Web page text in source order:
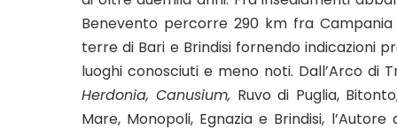
Benevento percorre 290 km fra Campania
terre di Bari e Brindisi fornendo indicazioni
luoghi conosciuti e meno noti. Dall’Arco di
Herdonia, Canusium, Ruvo di Puglia,
Mare, Monopoli, Egnazia e Brindisi,